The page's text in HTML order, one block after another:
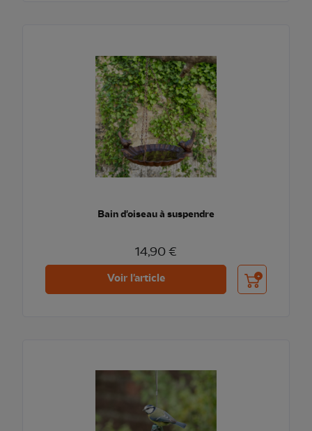
Bain d'oiseau à suspendre
14,90 €
Voir l'article Ajouter au